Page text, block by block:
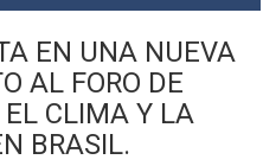
EN UNA NUEVA
AL FORO DE
CLIMA Y LA
BRASIL.